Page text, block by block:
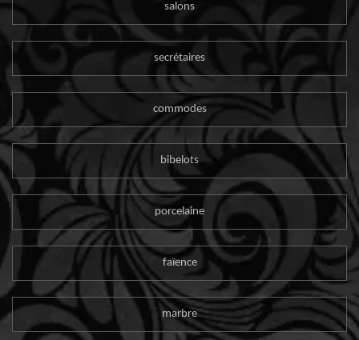
salons
secrétaires
commodes
bibelots
porcelaine
faïence
marbre